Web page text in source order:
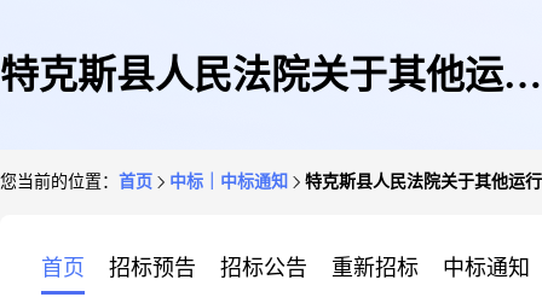
特克斯县人民法院关于其他运行
您当前的位置： 首页 中标｜中标通知 特克斯县人民法院关于其他运
首页 招标预告 招标公告 重新招标 中标通知